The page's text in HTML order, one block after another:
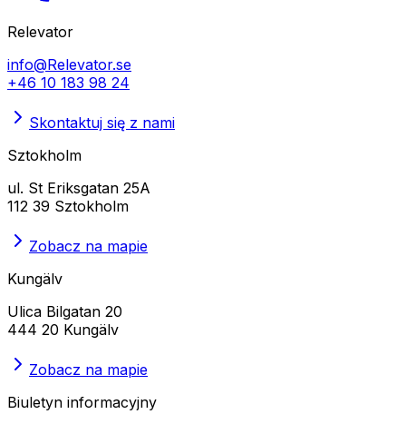
Relevator
info@Relevator.se
+46 10 183 98 24
Skontaktuj się z nami
Sztokholm
ul. St Eriksgatan 25A
112 39 Sztokholm
Zobacz na mapie
Kungälv
Ulica Bilgatan 20
444 20 Kungälv
Zobacz na mapie
Biuletyn informacyjny